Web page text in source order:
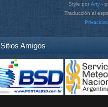
Style por Arty -
Traducción al
Privacidad
Sitios Amigos